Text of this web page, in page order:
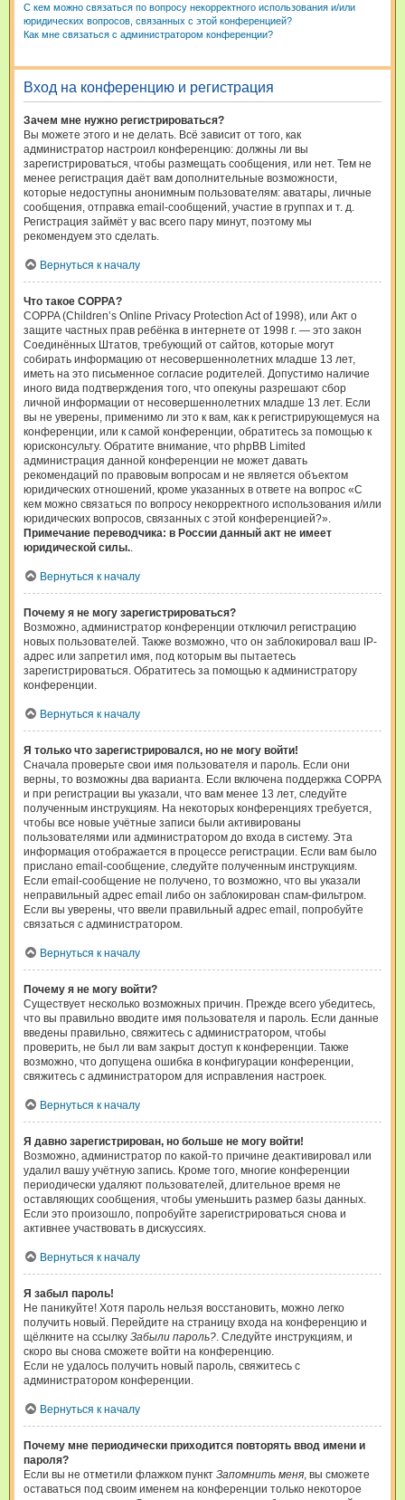
С кем можно связаться по вопросу некорректного использования и/или
юридических вопросов, связанных с этой конференцией?
Как мне связаться с администратором конференции?
Вход на конференцию и регистрация
Зачем мне нужно регистрироваться?
Вы можете этого и не делать. Всё зависит от того, как
администратор настроил конференцию: должны ли вы
зарегистрироваться, чтобы размещать сообщения, или нет. Тем не
менее регистрация даёт вам дополнительные возможности,
которые недоступны анонимным пользователям: аватары, личные
сообщения, отправка email-сообщений, участие в группах и т. д.
Регистрация займёт у вас всего пару минут, поэтому мы
рекомендуем это сделать.
Вернуться к началу
Что такое COPPA?
COPPA (Children’s Online Privacy Protection Act of 1998), или Акт о
защите частных прав ребёнка в интернете от 1998 г. — это закон
Соединённых Штатов, требующий от сайтов, которые могут
собирать информацию от несовершеннолетних младше 13 лет,
иметь на это письменное согласие родителей. Допустимо наличие
иного вида подтверждения того, что опекуны разрешают сбор
личной информации от несовершеннолетних младше 13 лет. Если
вы не уверены, применимо ли это к вам, как к регистрирующемуся на
конференции, или к самой конференции, обратитесь за помощью к
юрисконсульту. Обратите внимание, что phpBB Limited
администрация данной конференции не может давать
рекомендаций по правовым вопросам и не является объектом
юридических отношений, кроме указанных в ответе на вопрос «С
кем можно связаться по вопросу некорректного использования и/или
юридических вопросов, связанных с этой конференцией?».
Примечание переводчика: в России данный акт не имеет
юридической силы..
Вернуться к началу
Почему я не могу зарегистрироваться?
Возможно, администратор конференции отключил регистрацию
новых пользователей. Также возможно, что он заблокировал ваш IP-
адрес или запретил имя, под которым вы пытаетесь
зарегистрироваться. Обратитесь за помощью к администратору
конференции.
Вернуться к началу
Я только что зарегистрировался, но не могу войти!
Сначала проверьте свои имя пользователя и пароль. Если они
верны, то возможны два варианта. Если включена поддержка COPPA
и при регистрации вы указали, что вам менее 13 лет, следуйте
полученным инструкциям. На некоторых конференциях требуется,
чтобы все новые учётные записи были активированы
пользователями или администратором до входа в систему. Эта
информация отображается в процессе регистрации. Если вам было
прислано email-сообщение, следуйте полученным инструкциям.
Если email-сообщение не получено, то возможно, что вы указали
неправильный адрес email либо он заблокирован спам-фильтром.
Если вы уверены, что ввели правильный адрес email, попробуйте
связаться с администратором.
Вернуться к началу
Почему я не могу войти?
Существует несколько возможных причин. Прежде всего убедитесь,
что вы правильно вводите имя пользователя и пароль. Если данные
введены правильно, свяжитесь с администратором, чтобы
проверить, не был ли вам закрыт доступ к конференции. Также
возможно, что допущена ошибка в конфигурации конференции,
свяжитесь с администратором для исправления настроек.
Вернуться к началу
Я давно зарегистрирован, но больше не могу войти!
Возможно, администратор по какой-то причине деактивировал или
удалил вашу учётную запись. Кроме того, многие конференции
периодически удаляют пользователей, длительное время не
оставляющих сообщения, чтобы уменьшить размер базы данных.
Если это произошло, попробуйте зарегистрироваться снова и
активнее участвовать в дискуссиях.
Вернуться к началу
Я забыл пароль!
Не паникуйте! Хотя пароль нельзя восстановить, можно легко
получить новый. Перейдите на страницу входа на конференцию и
щёлкните на ссылку Забыли пароль?. Следуйте инструкциям, и
скоро вы снова сможете войти на конференцию.
Если не удалось получить новый пароль, свяжитесь с
администратором конференции.
Вернуться к началу
Почему мне периодически приходится повторять ввод имени и
пароля?
Если вы не отметили флажком пункт Запомнить меня, вы сможете
оставаться под своим именем на конференции только некоторое